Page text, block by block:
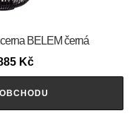
BELEM černá
Kč